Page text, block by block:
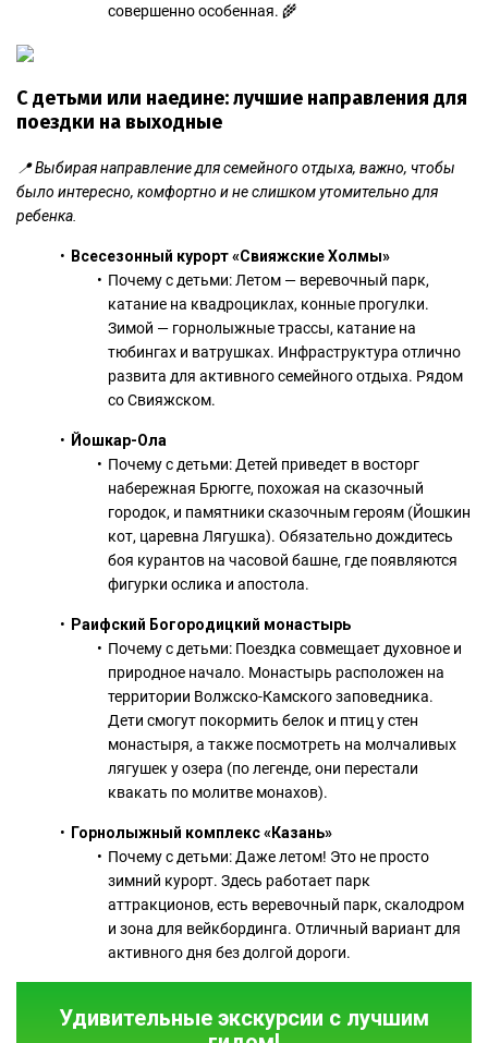
совершенно особенная. 🌾
С детьми или наедине: лучшие направления для
поездки на выходные
📍 Выбирая направление для семейного отдыха, важно, чтобы
было интересно, комфортно и не слишком утомительно для
ребенка.
Всесезонный курорт «Свияжские Холмы»
Почему с детьми: Летом — веревочный парк,
катание на квадроциклах, конные прогулки.
Зимой — горнолыжные трассы, катание на
тюбингах и ватрушках. Инфраструктура отлично
развита для активного семейного отдыха. Рядом
со Свияжском.
Йошкар-Ола
Почему с детьми: Детей приведет в восторг
набережная Брюгге, похожая на сказочный
городок, и памятники сказочным героям (Йошкин
кот, царевна Лягушка). Обязательно дождитесь
боя курантов на часовой башне, где появляются
фигурки ослика и апостола.
Раифский Богородицкий монастырь
Почему с детьми: Поездка совмещает духовное и
природное начало. Монастырь расположен на
территории Волжско-Камского заповедника.
Дети смогут покормить белок и птиц у стен
монастыря, а также посмотреть на молчаливых
лягушек у озера (по легенде, они перестали
квакать по молитве монахов).
Горнолыжный комплекс «Казань»
Почему с детьми: Даже летом! Это не просто
зимний курорт. Здесь работает парк
аттракционов, есть веревочный парк, скалодром
и зона для вейкбординга. Отличный вариант для
активного дня без долгой дороги.
Удивительные экскурсии с лучшим